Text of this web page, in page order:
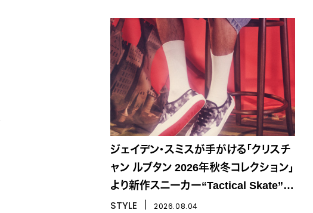
ジェイデン・スミスが手がける「クリスチ
ャン ルブタン 2026年秋冬コレクション」
より新作スニーカー“Tactical Skate”が
登場
STYLE 2026.08.04